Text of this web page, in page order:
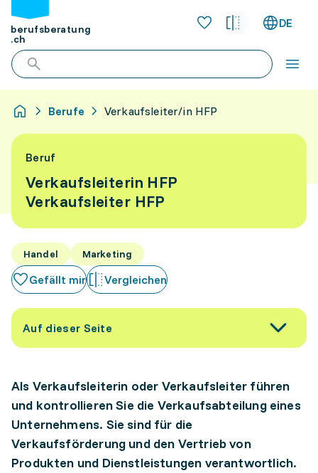
berufsberatung
.ch
DE
Berufe Verkaufsleiter/in HFP
Beruf
Verkaufsleiterin HFP
Verkaufsleiter HFP
Handel Marketing
Gefällt mir Vergleichen
Auf dieser Seite
Als Verkaufsleiterin oder Verkaufsleiter führen
und kontrollieren Sie die Verkaufsabteilung eines
Unternehmens. Sie sind für die
Verkaufsförderung und den Vertrieb von
Produkten und Dienstleistungen verantwortlich.